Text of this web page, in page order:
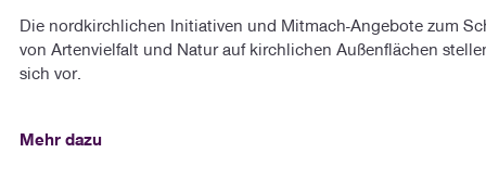
Die nordkirchlichen Initiativen und Mitmach-Angebote zum
von Artenvielfalt und Natur auf kirchlichen Außenflächen
sich vor.
Mehr dazu